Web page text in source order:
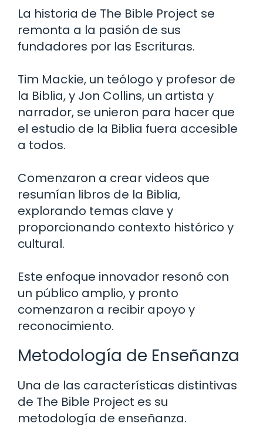
La historia de The Bible Project se
remonta a la pasión de sus
fundadores por las Escrituras.
Tim Mackie, un teólogo y profesor de
la Biblia, y Jon Collins, un artista y
narrador, se unieron para hacer que
el estudio de la Biblia fuera accesible
a todos.
Comenzaron a crear videos que
resumían libros de la Biblia,
explorando temas clave y
proporcionando contexto histórico y
cultural.
Este enfoque innovador resonó con
un público amplio, y pronto
comenzaron a recibir apoyo y
reconocimiento.
Metodología de Enseñanza
Una de las características distintivas
de The Bible Project es su
metodología de enseñanza.